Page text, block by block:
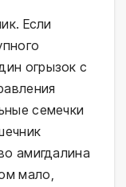
Если
огрызок с
семечки
амигдалина
мало,